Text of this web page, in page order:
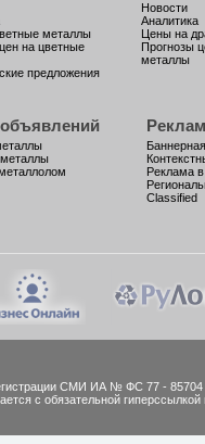
металлы
на цветные
предложения
Новости
Аналитика
Цены на
Прогнозы
металлы
Реклама
Classified
СМИ ИА № ФС 77 - 85704
с обязательной гиперссылкой